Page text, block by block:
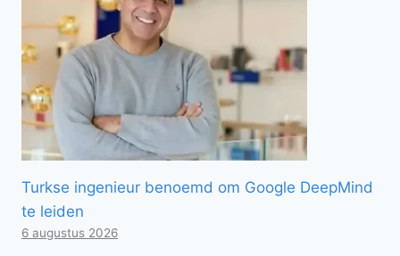
Turkse ingenieur benoemd om Google DeepMind
te leiden
6 augustus 2026